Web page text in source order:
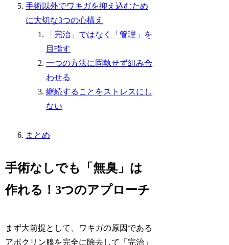
手術以外でワキガを抑え込むため
に大切な3つの心構え
「完治」ではなく「管理」を
目指す
一つの方法に固執せず組み合
わせる
継続することをストレスにし
ない
まとめ
手術なしでも「無臭」は
作れる！3つのアプローチ
まず大前提として、ワキガの原因である
アポクリン腺を完全に除去して「完治」